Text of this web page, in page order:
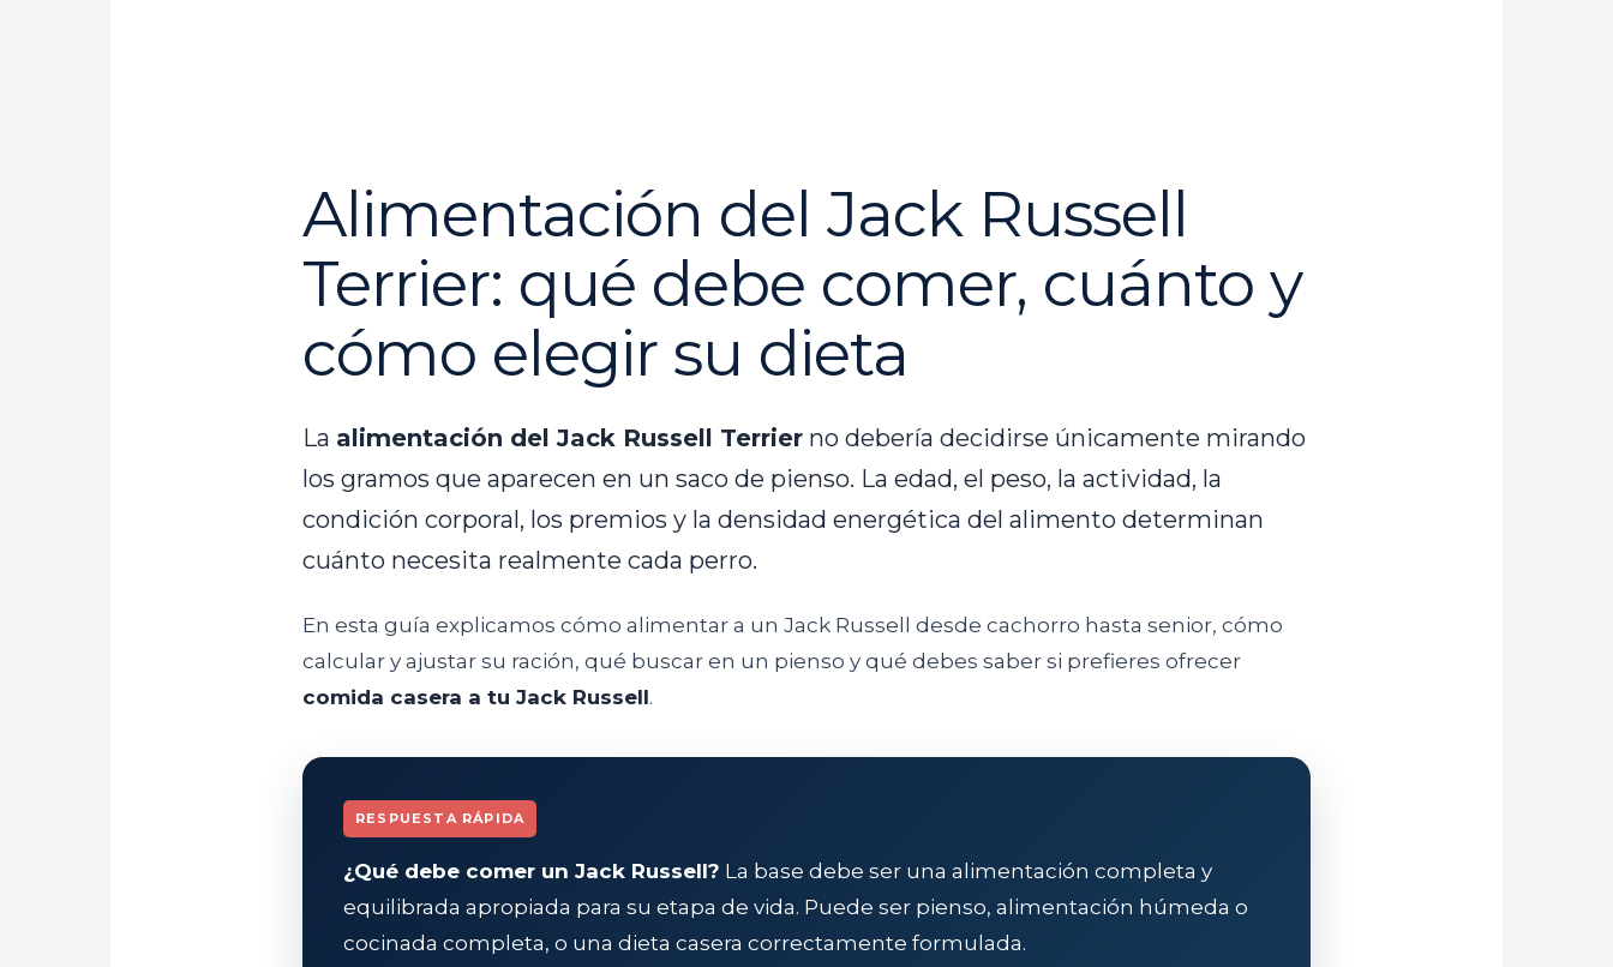
Alimentación del Jack Russell
Terrier: qué debe comer, cuánto y
cómo elegir su dieta
La alimentación del Jack Russell Terrier no debería decidirse únicamente mirando
los gramos que aparecen en un saco de pienso. La edad, el peso, la actividad, la
condición corporal, los premios y la densidad energética del alimento determinan
cuánto necesita realmente cada perro.
En esta guía explicamos cómo alimentar a un Jack Russell desde cachorro hasta senior, cómo
calcular y ajustar su ración, qué buscar en un pienso y qué debes saber si prefieres ofrecer
comida casera a tu Jack Russell.
RESPUESTA RÁPIDA
¿Qué debe comer un Jack Russell? La base debe ser una alimentación completa y
equilibrada apropiada para su etapa de vida. Puede ser pienso, alimentación húmeda o
cocinada completa, o una dieta casera correctamente formulada.